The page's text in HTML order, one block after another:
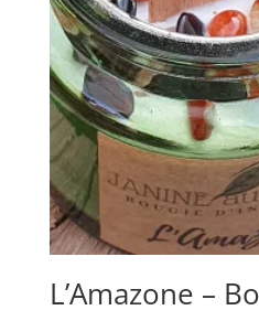
L’Amazone –